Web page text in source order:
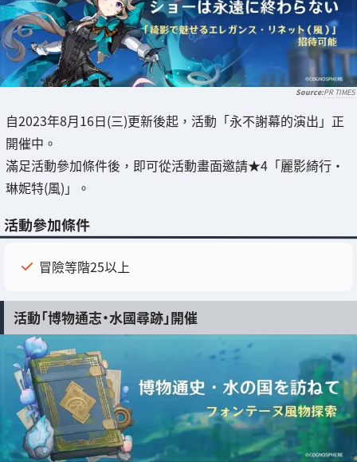
PR TIMES
自2023年8月16日(三)更新後起，活動「永不謝幕的演出」正
開催中。
滿足活動參加條件後，即可從活動畫面邀請★4「麗影綺行・
琳妮特(風)」。
活動參加條件
冒險等階25以上
活動「博物通志・水國尋跡」開催